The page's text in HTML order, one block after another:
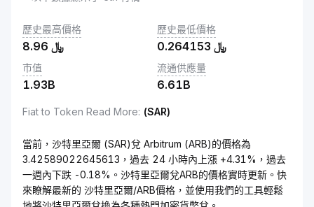
歷史最高價格
﷼ 8.96
歷史最低價格
﷼ 0.264153
市值
1.93B
流通供應量
6.61B
Fiat to Token Read More: (SAR)
當前，沙特里亞爾 (SAR)兌 Arbitrum (ARB)的價格為
3.42589022645613，過去 24 小時內上漲 +4.31%，過去
一週內下跌 -0.18%。沙特里亞爾兌ARB的價格實時更新。快
來瞭解最新的 沙特里亞爾/ARB價格，並使用我們的工具輕鬆